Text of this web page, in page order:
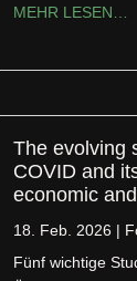
MEHR LESEN…
The evolving
COVID and
economic
18. Feb. 2026 |
Fünf wichtige